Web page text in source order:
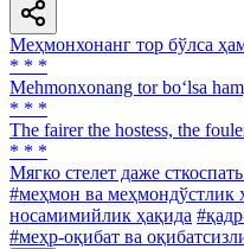
Меҳмонхонанг тор бўлса
* * *
Mehmonxonang tor bo‘lsa
* * *
The fairer the hostess, the
* * *
Мягко стелет даже
#меҳмон ва меҳмондўстлик
носамимийлик ҳақида
#меҳр-оқибат ва